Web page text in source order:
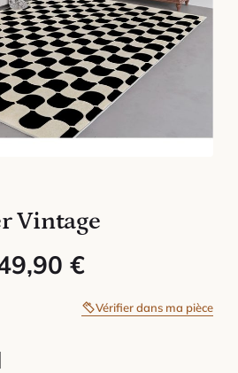
Vintage
€
: 79,90 € à
Vérifier dans ma pièce